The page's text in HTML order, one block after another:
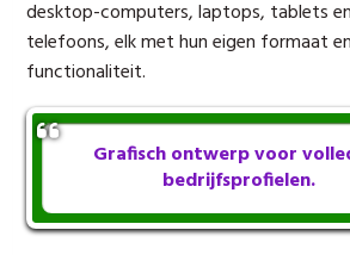
desktop-computers, laptops, tablets
telefoons, elk met hun eigen formaat en
functionaliteit.
Grafisch ontwerp voor
bedrijfsprofielen.